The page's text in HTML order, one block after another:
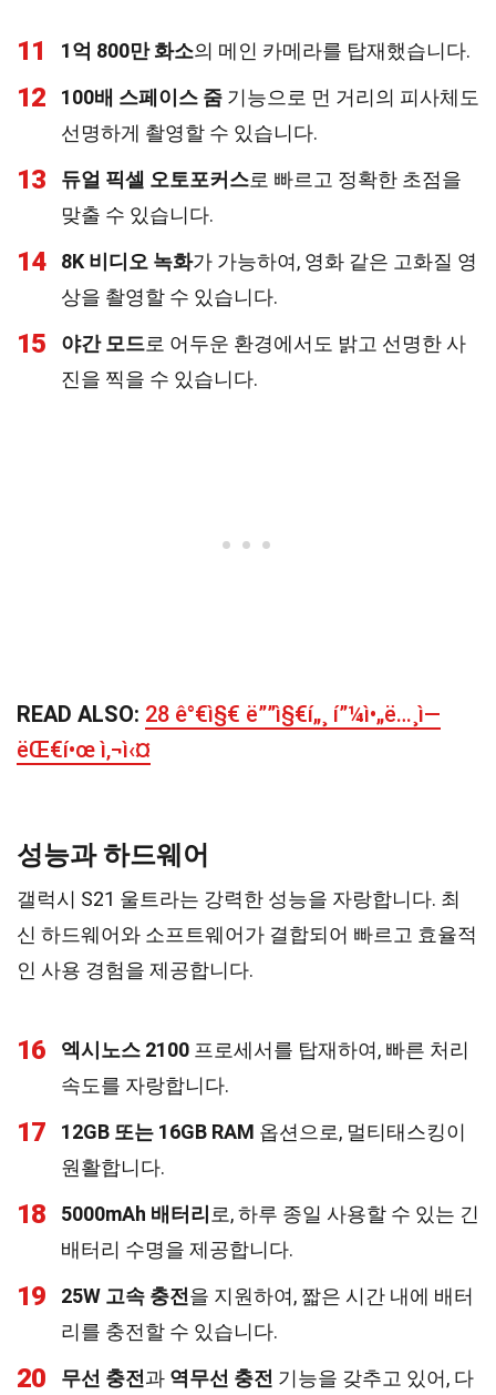
11 1억 800만 화소의 메인 카메라를 탑재했습니다.
12 100배 스페이스 줌 기능으로 먼 거리의 피사체도
선명하게 촬영할 수 있습니다.
13 듀얼 픽셀 오토포커스로 빠르고 정확한 초점을
맞출 수 있습니다.
14 8K 비디오 녹화가 가능하여, 영화 같은 고화질 영
상을 촬영할 수 있습니다.
15 야간 모드로 어두운 환경에서도 밝고 선명한 사
진을 찍을 수 있습니다.
READ ALSO: 28 ê°€ì§€ ë””ì§€í„¸ í”¼ì•„ë…¸ì—
ëŒ€í•œ ì‚¬ì‹¤
성능과 하드웨어
갤럭시 S21 울트라는 강력한 성능을 자랑합니다. 최
신 하드웨어와 소프트웨어가 결합되어 빠르고 효율적
인 사용 경험을 제공합니다.
16 엑시노스 2100 프로세서를 탑재하여, 빠른 처리
속도를 자랑합니다.
17 12GB 또는 16GB RAM 옵션으로, 멀티태스킹이
원활합니다.
18 5000mAh 배터리 로, 하루 종일 사용할 수 있는 긴
배터리 수명을 제공합니다.
19 25W 고속 충전 을 지원하여, 짧은 시간 내에 배터
리를 충전할 수 있습니다.
20 무선 충전 과 역무선 충전 기능을 갖추고 있어, 다